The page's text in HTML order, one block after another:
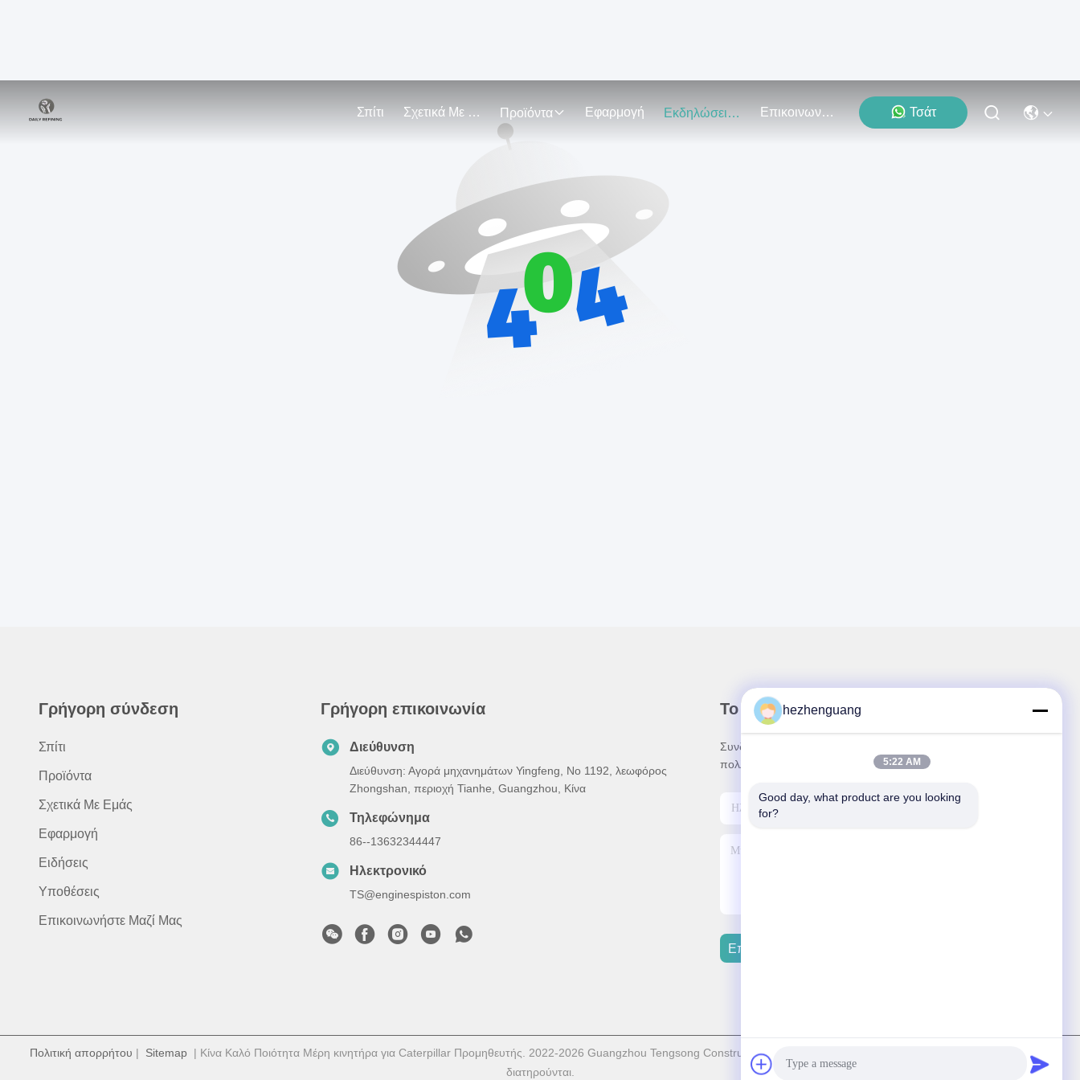
Σπίτι Σχετικά Με Εμάς Προϊόντα Εφαρμογή Εκδηλώσεις Επικοινωνήστε Μαζί Μας Τσάτ
Γρήγορη σύνδεση
Σπίτι
Προϊόντα
Σχετικά Με Εμάς
Εφαρμογή
Ειδήσεις
Υποθέσεις
Επικοινωνήστε Μαζί Μας
Γρήγορη επικοινωνία
Διεύθυνση
Διεύθυνση: Αγορά μηχανημάτων Yingfeng, Νο 1192, λεωφόρος
Zhongshan, περιοχή Tianhe, Guangzhou, Κίνα
Τηλεφώνημα
86--13632344447
Ηλεκτρονικό
TS@enginespiston.com
Το Δελτίο Ενημέρωσης
Συνδρομηθείτε στο ενημερωτικό μας δελτίο για εκπτώσεις και
πολλά άλλα.
Επικοινωνήστε Μαζί Μας
Πολιτική απορρήτου | Sitemap | Κίνα Καλό Ποιότητα Μέρη κινητήρα για Caterpillar Προμηθευτής. 2022-2026 Guangzhou Tengsong Construction Machinery Equipment Co., Ltd Όλα. Όλα τα δικαιώματα
διατηρούνται.
hezhenguang
5:22 AM
Good day, what product are you looking
for?